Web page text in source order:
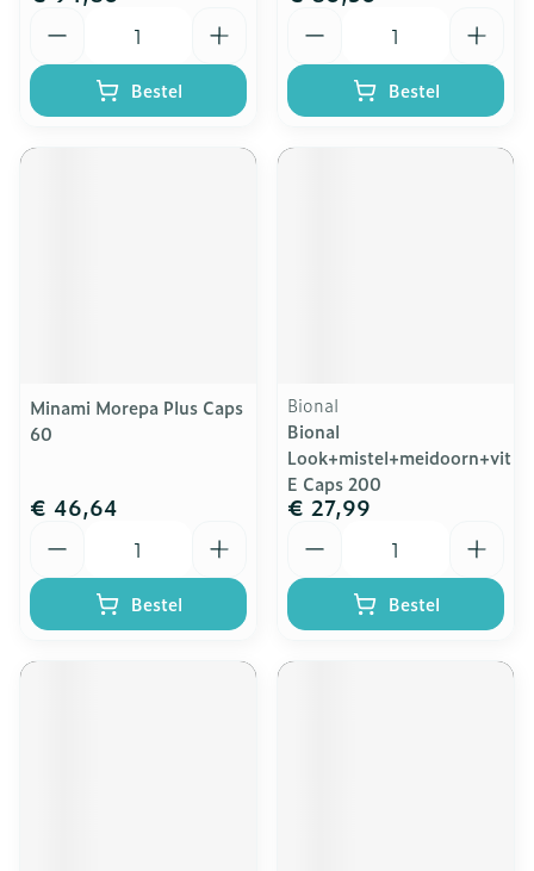
Bestel Bestel
Minami Morepa Plus Caps
60
€ 46,64
Bestel
Bional
Bional
Look+mistel+meidoorn+vit
E Caps 200
€ 27,99
Bestel